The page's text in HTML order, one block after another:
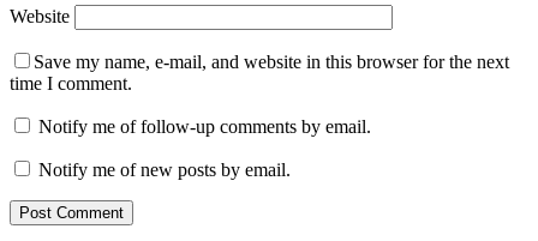
Website
Save my name, e-mail, and website in this browser for the next
time I comment.
Notify me of follow-up comments by email.
Notify me of new posts by email.